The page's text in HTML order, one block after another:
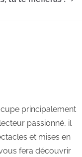
principalement
passionné, il
et mises en
fera découvrir